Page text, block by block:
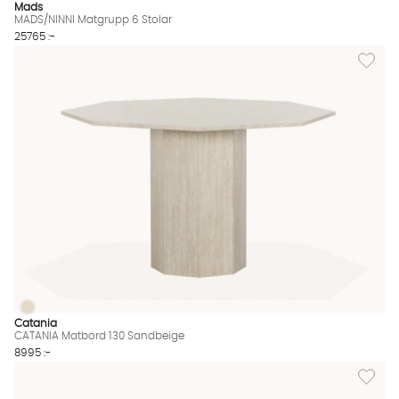
Mads
MADS/NINNI Matgrupp 6 Stolar
25765 :-
Lägg
CATANIA Matbord 130 Sandbeige Finns även i dessa färger:
CATANIA Matbord 130 Sandbeige
Catania
CATANIA Matbord 130 Sandbeige
8995 :-
Lägg